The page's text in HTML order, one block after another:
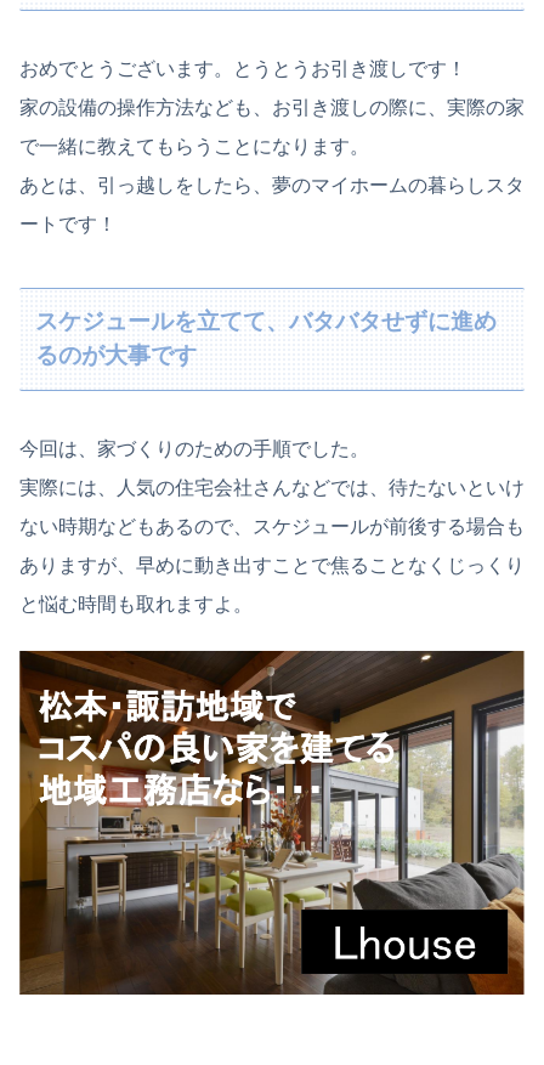
おめでとうございます。とうとうお引き渡しです！
家の設備の操作方法なども、お引き渡しの際に、実際の家
で一緒に教えてもらうことになります。
あとは、引っ越しをしたら、夢のマイホームの暮らしスタ
ートです！
スケジュールを立てて、バタバタせずに進め
るのが大事です
今回は、家づくりのための手順でした。
実際には、人気の住宅会社さんなどでは、待たないといけ
ない時期などもあるので、スケジュールが前後する場合も
ありますが、早めに動き出すことで焦ることなくじっくり
と悩む時間も取れますよ。